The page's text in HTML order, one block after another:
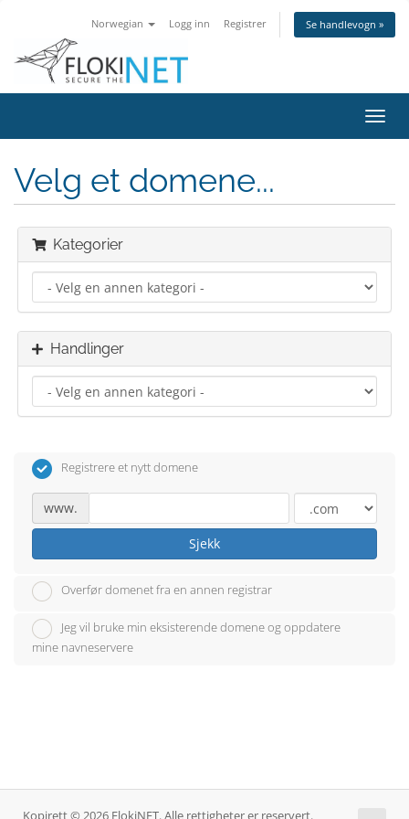
Norwegian Logg inn Registrer Se handlevogn »
Bytt
Velg et domene...
Kategorier
Handlinger
Registrere et nytt domene
www.
Sjekk
Overfør domenet fra en annen registrar
Jeg vil bruke min eksisterende domene og oppdatere
mine navneservere
Kopirett © 2026 FlokiNET. Alle rettigheter er reservert.